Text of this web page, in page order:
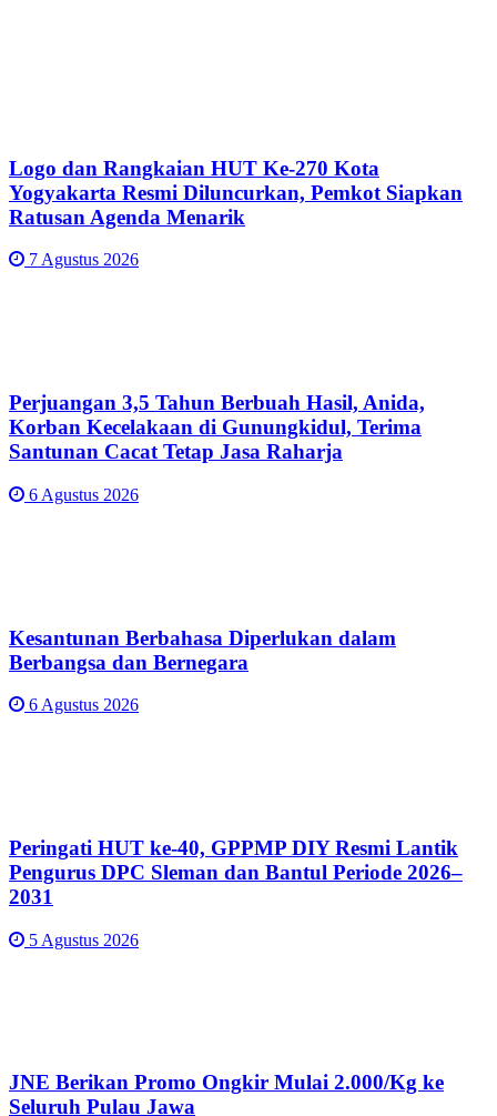
Logo dan Rangkaian HUT Ke-270 Kota
Yogyakarta Resmi Diluncurkan, Pemkot Siapkan
Ratusan Agenda Menarik
7 Agustus 2026
Perjuangan 3,5 Tahun Berbuah Hasil, Anida,
Korban Kecelakaan di Gunungkidul, Terima
Santunan Cacat Tetap Jasa Raharja
6 Agustus 2026
Kesantunan Berbahasa Diperlukan dalam
Berbangsa dan Bernegara
6 Agustus 2026
Peringati HUT ke-40, GPPMP DIY Resmi Lantik
Pengurus DPC Sleman dan Bantul Periode 2026–
2031
5 Agustus 2026
JNE Berikan Promo Ongkir Mulai 2.000/Kg ke
Seluruh Pulau Jawa